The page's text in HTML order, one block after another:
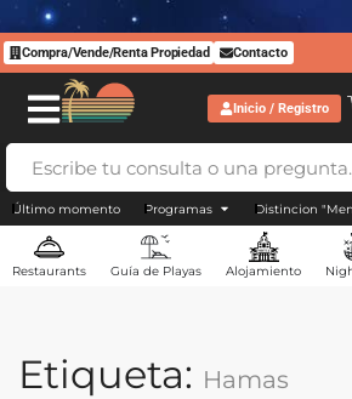
Compra/Vende/Renta Propiedad Contacto
Inicio / Registro
Último momento Programas Distincion
Restaurants Guía de Playas Alojamiento
Etiqueta: Hamas